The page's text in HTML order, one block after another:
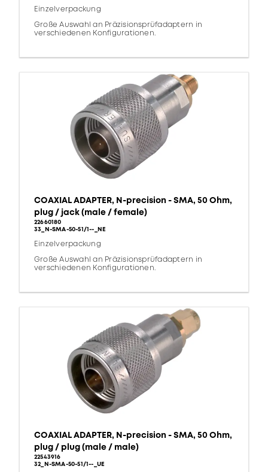
Einzelverpackung
Große Auswahl an Präzisionsprüfadaptern in
verschiedenen Konfigurationen.
COAXIAL ADAPTER, N-precision - SMA, 50 Ohm,
plug / jack (male / female)
22660180
33_N-SMA-50-51/1--_NE
Einzelverpackung
Große Auswahl an Präzisionsprüfadaptern in
verschiedenen Konfigurationen.
COAXIAL ADAPTER, N-precision - SMA, 50 Ohm,
plug / plug (male / male)
22543916
32_N-SMA-50-51/1--_UE